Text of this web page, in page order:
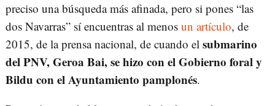
preciso una búsqueda más afinada, pero si pones “las
dos Navarras” sí encuentras al menos un artículo, de
2015, de la prensa nacional, de cuando el submarino
del PNV, Geroa Bai, se hizo con el Gobierno foral y
Bildu con el Ayuntamiento pamplonés.